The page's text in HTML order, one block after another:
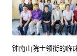
钟南山院士领衔的临